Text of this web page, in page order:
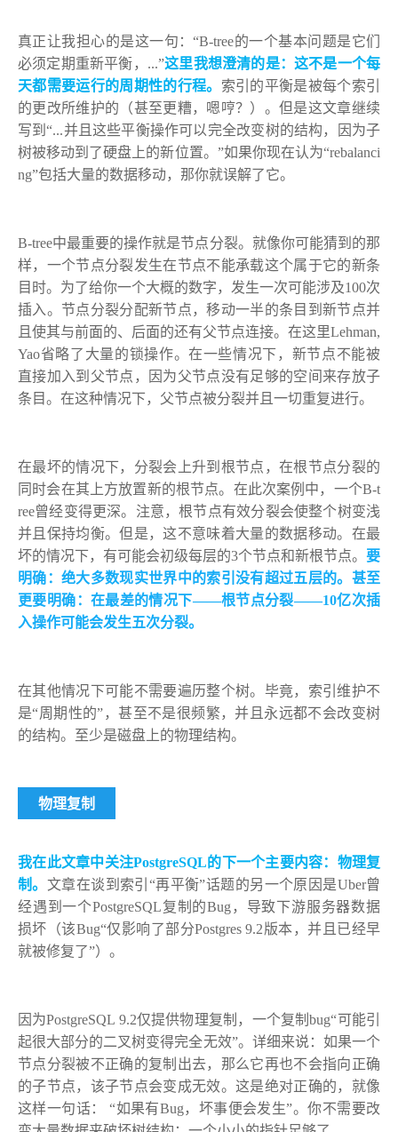
真正让我担心的是这一句：“B-tree的一个基本问题是它们
必须定期重新平衡，...”这里我想澄清的是：这不是一个每
天都需要运行的周期性的行程。 索引的平衡是被每个索引
的更改所维护的（甚至更糟，嗯哼？）。但是这文章继续
写到“...并且这些平衡操作可以完全改变树的结构，因为子
树被移动到了硬盘上的新位置。”如果你现在认为“rebalanci
ng”包括大量的数据移动，那你就误解了它。
B-tree中最重要的操作就是节点分裂。就像你可能猜到的那
样，一个节点分裂发生在节点不能承载这个属于它的新条
目时。为了给你一个大概的数字，发生一次可能涉及100次
插入。节点分裂分配新节点，移动一半的条目到新节点并
且使其与前面的、后面的还有父节点连接。在这里Lehman,
Yao省略了大量的锁操作。在一些情况下，新节点不能被
直接加入到父节点，因为父节点没有足够的空间来存放子
条目。在这种情况下，父节点被分裂并且一切重复进行。
在最坏的情况下，分裂会上升到根节点，在根节点分裂的
同时会在其上方放置新的根节点。在此次案例中，一个B-t
ree曾经变得更深。注意，根节点有效分裂会使整个树变浅
并且保持均衡。但是，这不意味着大量的数据移动。在最
坏的情况下，有可能会初级每层的3个节点和新根节点。 要
明确：绝大多数现实世界中的索引没有超过五层的。 甚至
更要明确：在最差的情况下——根节点分裂——10亿次插
入操作可能会发生五次分裂。
在其他情况下可能不需要遍历整个树。毕竟，索引维护不
是“周期性的”，甚至不是很频繁，并且永远都不会改变树
的结构。至少是磁盘上的物理结构。
物理复制
我在此文章中关注PostgreSQL的下一个主要内容：物理复
制。 文章在谈到索引“再平衡”话题的另一个原因是Uber曾
经遇到一个PostgreSQL复制的Bug，导致下游服务器数据
损坏（该Bug“仅影响了部分Postgres 9.2版本，并且已经早
就被修复了”）。
因为PostgreSQL 9.2仅提供物理复制，一个复制bug“可能引
起很大部分的二叉树变得完全无效”。详细来说：如果一个
节点分裂被不正确的复制出去，那么它再也不会指向正确
的子节点，该子节点会变成无效。这是绝对正确的，就像
这样一句话： “如果有Bug，坏事便会发生”。你不需要改